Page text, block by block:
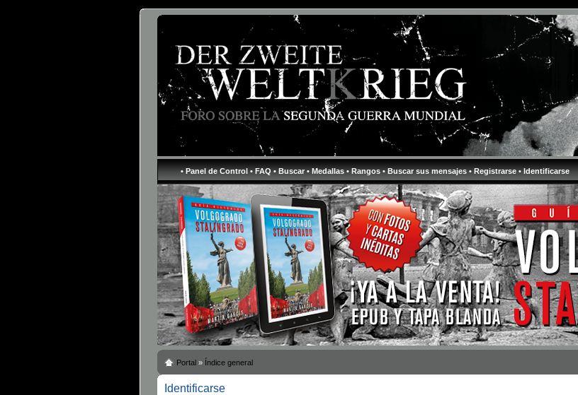
• Panel de Control • FAQ • Buscar • Medallas • Rangos • Buscar sus mensajes • Registrarse • Identificarse
Portal » Índice general
Identificarse